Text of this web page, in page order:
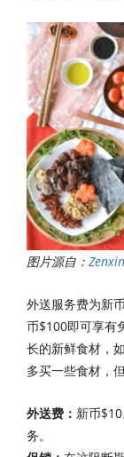
图片源自：
外送服务费为新
币$100即可享有
长的新鲜食材，
多买一些食材，
外送费： 新币
务。